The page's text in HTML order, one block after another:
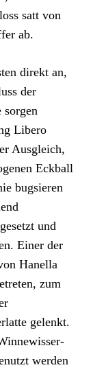
satt von
ab.
direkt an,
der
sorgen
Libero
Ausgleich,
Eckball
bugsieren
und
Einer der
Hanella
zum
gelenkt.
werden